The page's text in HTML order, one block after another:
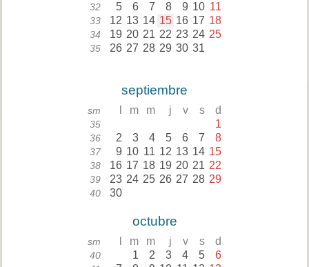
32 5 6 7 8 9 10 11
33 12 13 14 15 16 17 18
34 19 20 21 22 23 24 25
35 26 27 28 29 30 31
septiembre
sm m m j v s d
35 1
36 2 3 4 5 6 7 8
37 9 10 11 12 13 14 15
38 16 17 18 19 20 21 22
39 23 24 25 26 27 28 29
40 30
octubre
sm m m j v s d
40 1 2 3 4 5 6